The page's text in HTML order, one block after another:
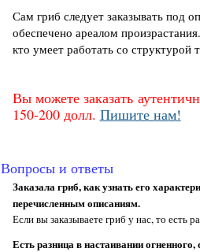
Сам гриб следует заказывать под
обеспечено ареалом
кто умеет работать со структурой
Вы можете заказать
150-200 долл. Пишите нам!
Вопросы и ответы
Заказала гриб, как узнать его
перечисленным описаниям.
Если вы заказываете гриб у нас, то есть
Есть разница в настаивании